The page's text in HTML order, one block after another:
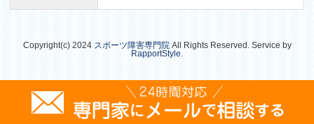
Copyright(c) 2024 スポーツ障害専門院All Rights Reserved. Service by
RapportStyle.